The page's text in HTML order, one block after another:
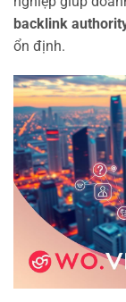
backlink
ổn định.